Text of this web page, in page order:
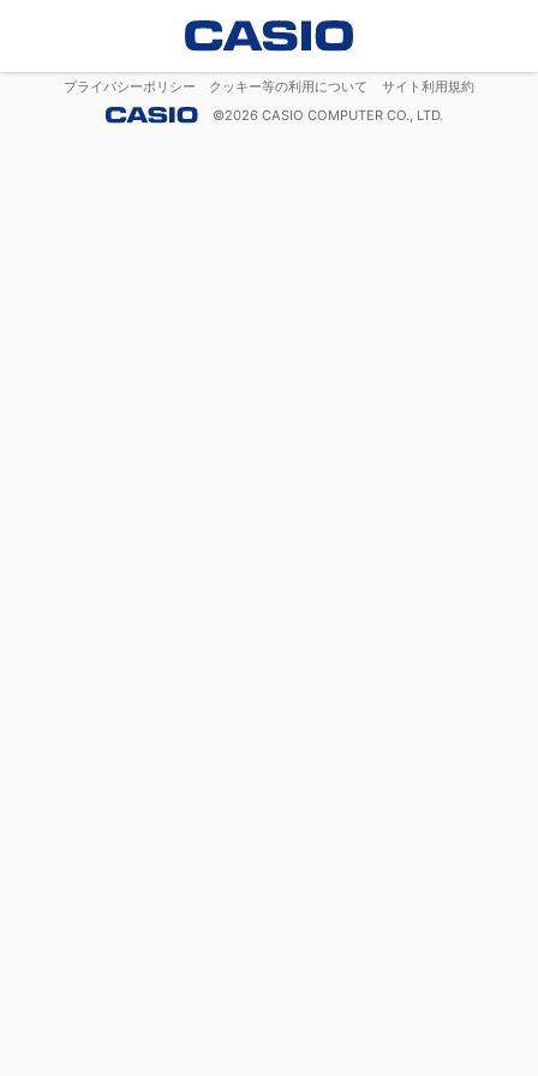
プライバシーポリシー クッキー等の利用について
サイト利用規約
©2026 CASIO COMPUTER CO., LTD.